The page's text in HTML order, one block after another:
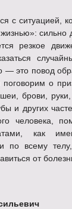
с ситуацией,
сильно
резкое
— это повод
о
брови,
и других
человека,
как
по всему
от